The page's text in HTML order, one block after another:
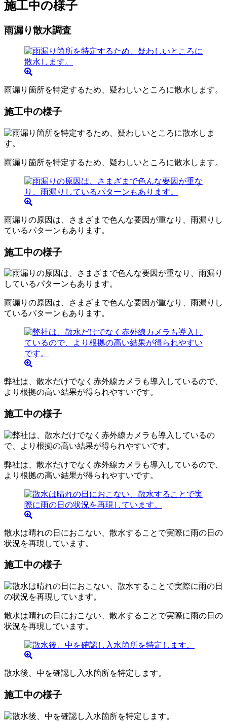
施工中の様子
雨漏り散水調査
雨漏り箇所を特定するため、疑わしいところに散水します。
施工中の様子
雨漏り箇所を特定するため、疑わしいところに散水します。
雨漏りの原因は、さまざまで色んな要因が重なり、雨漏りし
ているパターンもあります。
施工中の様子
雨漏りの原因は、さまざまで色んな要因が重なり、雨漏りし
ているパターンもあります。
弊社は、散水だけでなく赤外線カメラも導入しているので、
より根拠の高い結果が得られやすいです。
施工中の様子
弊社は、散水だけでなく赤外線カメラも導入しているので、
より根拠の高い結果が得られやすいです。
散水は晴れの日におこない、散水することで実際に雨の日の
状況を再現しています。
施工中の様子
散水は晴れの日におこない、散水することで実際に雨の日の
状況を再現しています。
散水後、中を確認し入水箇所を特定します。
施工中の様子